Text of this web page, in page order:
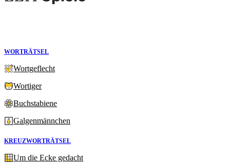
WORTRÄTSEL
Wortgeflecht
Wortiger
Buchstabiene
Galgenmännchen
KREUZWORTRÄTSEL
Um die Ecke gedacht